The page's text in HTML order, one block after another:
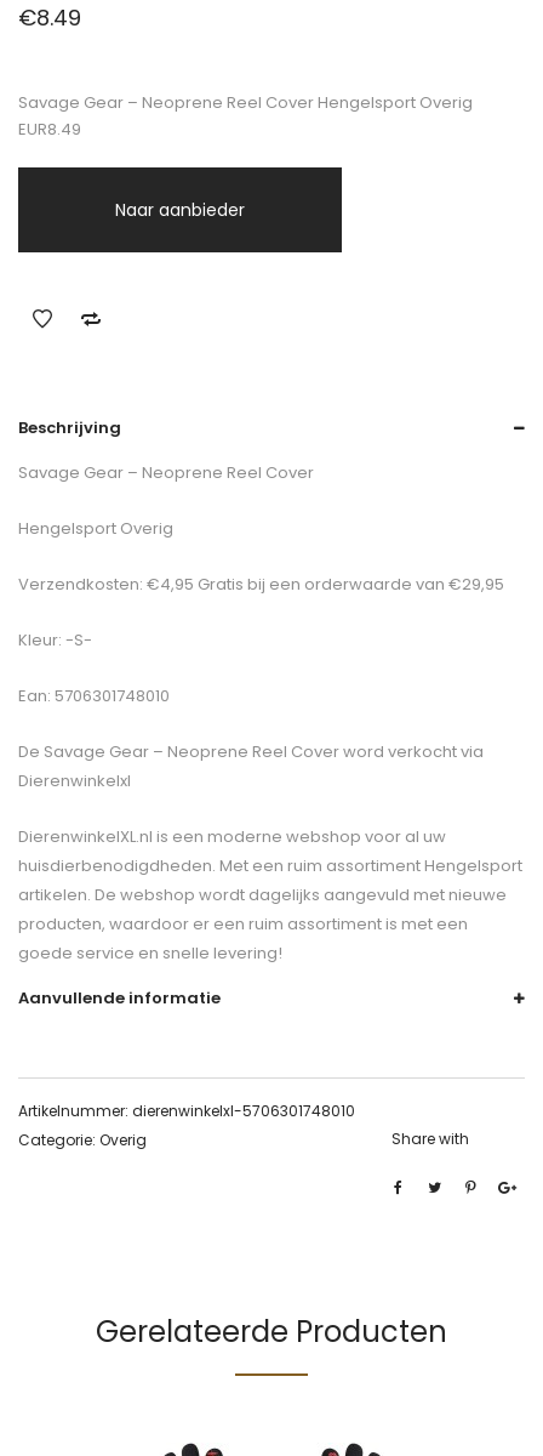
€8.49
Savage Gear – Neoprene Reel Cover Hengelsport Overig
EUR8.49
Naar aanbieder
Beschrijving
Savage Gear – Neoprene Reel Cover
Hengelsport Overig
Verzendkosten: €4,95 Gratis bij een orderwaarde van €29,95
Kleur: -S-
Ean: 5706301748010
De Savage Gear – Neoprene Reel Coverword verkocht via
Dierenwinkelxl
DierenwinkelXL.nl is een moderne webshop voor al uw
huisdierbenodigdheden. Met een ruim assortiment Hengelsport
artikelen. De webshop wordt dagelijks aangevuld met nieuwe
producten, waardoor er een ruim assortiment is met een
goede service en snelle levering!
Aanvullende informatie
Artikelnummer: dierenwinkelxl-5706301748010
Categorie: Overig Share with
Gerelateerde Producten